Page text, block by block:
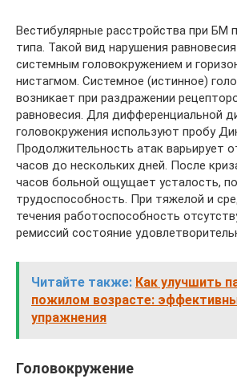
Вестибулярные расстройства при БМ
типа. Такой вид нарушения
системным головокружением и
нистагмом. Системное (истинное)
возникает при раздражении
равновесия. Для дифференциальной
головокружения используют пробу
Продолжительность атак варьирует
часов до нескольких дней. После
часов больной ощущает усталость,
трудоспособность. При тяжелой и
течения работоспособность
ремиссий состояние
Читайте также: Как улучшить
пожилом возрасте:
упражнения
Головокружение